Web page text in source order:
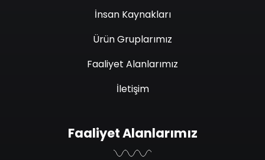
İnsan Kaynakları
Ürün Gruplarımız
Faaliyet Alanlarımız
İletişim
Faaliyet Alanlarımız